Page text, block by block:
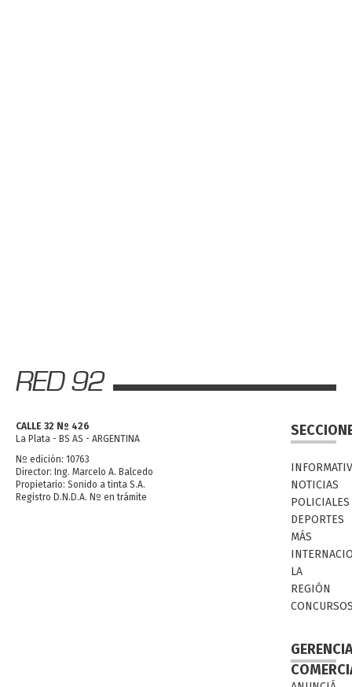
CALLE 32 Nº 426
La Plata - BS AS - ARGENTINA
Nº edición: 10763
Director: Ing. Marcelo A. Balcedo
Propietario: Sonido a tinta S.A.
Registro D.N.D.A. Nº en trámite
NOTICIAS
POLICIALES
DEPORTES
MÁS
LA
REGIÓN